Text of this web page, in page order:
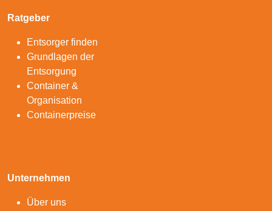
Ratgeber
Entsorger finden
Grundlagen der
Entsorgung
Container &
Organisation
Containerpreise
Unternehmen
Über uns